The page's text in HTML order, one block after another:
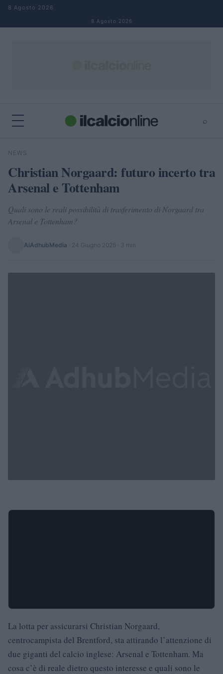
Salta al contenuto
8 Agosto 2026
8 Agosto 2026
⌕
Cerca
NEWS
Christian Norgaard: futuro incerto tra
Arsenal e Tottenham
Quali sono le reali possibilità di trasferimento di Norgaard tra
Arsenal e Tottenham?
AiAdhubMedia 24 Giugno 2025 · 3 min
La lotta per assicurarsi Christian Norgaard,
centrocampista del Brentford, sta attirando l’attenzione di
due giganti del calcio inglese: Arsenal e Tottenham. Ma
cosa c’è di reale dietro questo interesse e quali sono le